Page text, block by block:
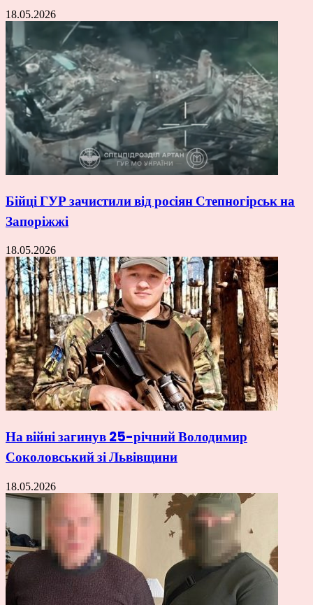
18.05.2026
Бійці ГУР зачистили від росіян Степногірськ на
Запоріжжі
18.05.2026
На війні загинув 25-річний Володимир
Соколовський зі Львівщини
18.05.2026